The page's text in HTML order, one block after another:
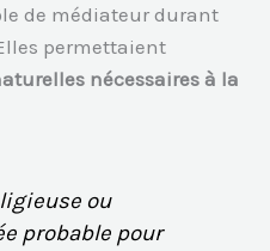
de médiateur durant
permettaient
nécessaires à la
ou
probable pour